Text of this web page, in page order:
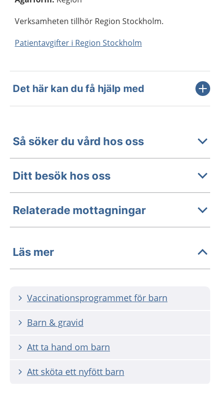
Verksamheten tillhör Region Stockholm.
Patientavgifter i Region Stockholm
Det här kan du få hjälp med
Så söker du vård hos oss
Ditt besök hos oss
Relaterade mottagningar
Läs mer
Vaccinationsprogrammet för barn
Barn & gravid
Att ta hand om barn
Att sköta ett nyfött barn